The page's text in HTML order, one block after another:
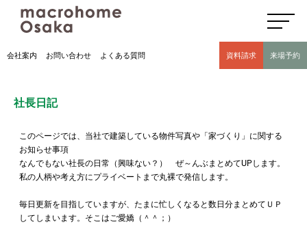
高気密高断熱住宅のマクロホーム大阪の社長日記(豊中市 モデルハウス有)
会社案内 お問い合わせ よくある質問 資料請求 来場予約
社長日記
このページでは、当社で建築している物件写真や「家づくり」に関する
お知らせ事項
なんでもない社長の日常（興味ない？） ぜ～んぶまとめてUPします。
私の人柄や考え方にプライベートまで丸裸で発信します。
毎日更新を目指していますが、たまに忙しくなると数日分まとめてＵＰ
してしまいます。そこはご愛嬌（＾＾；）